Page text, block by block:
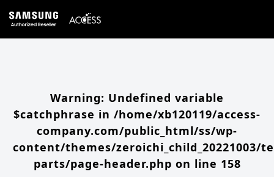
Warning : Attempt to read property "slug" on null in
company.com/public_html/ss/wp-content/themes/zeroichi_child_20221003/single.php
Warning: Undefined variable
$catchphrase in /home/xb120119/access-
company.com/public_html/ss/wp-
content/themes/zeroichi_child_20221003/
parts/page-header.php on line 158